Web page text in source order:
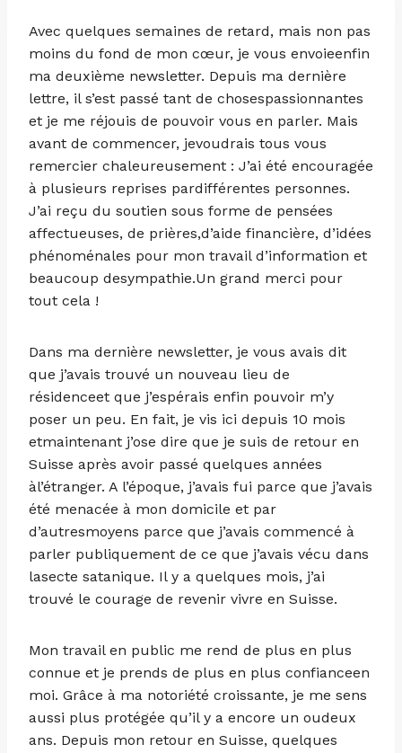
Avec quelques semaines de retard, mais non pas
moins du fond de mon cœur, je vous envoieenfin
ma deuxième newsletter. Depuis ma dernière
lettre, il s’est passé tant de chosespassionnantes
et je me réjouis de pouvoir vous en parler. Mais
avant de commencer, jevoudrais tous vous
remercier chaleureusement : J’ai été encouragée
à plusieurs reprises pardifférentes personnes.
J’ai reçu du soutien sous forme de pensées
affectueuses, de prières,d’aide financière, d’idées
phénoménales pour mon travail d’information et
beaucoup desympathie.Un grand merci pour
tout cela !
Dans ma dernière newsletter, je vous avais dit
que j’avais trouvé un nouveau lieu de
résidenceet que j’espérais enfin pouvoir m’y
poser un peu. En fait, je vis ici depuis 10 mois
etmaintenant j’ose dire que je suis de retour en
Suisse après avoir passé quelques années
àl’étranger. A l’époque, j’avais fui parce que j’avais
été menacée à mon domicile et par
d’autresmoyens parce que j’avais commencé à
parler publiquement de ce que j’avais vécu dans
lasecte satanique. Il y a quelques mois, j’ai
trouvé le courage de revenir vivre en Suisse.
Mon travail en public me rend de plus en plus
connue et je prends de plus en plus confianceen
moi. Grâce à ma notoriété croissante, je me sens
aussi plus protégée qu’il y a encore un oudeux
ans. Depuis mon retour en Suisse, quelques